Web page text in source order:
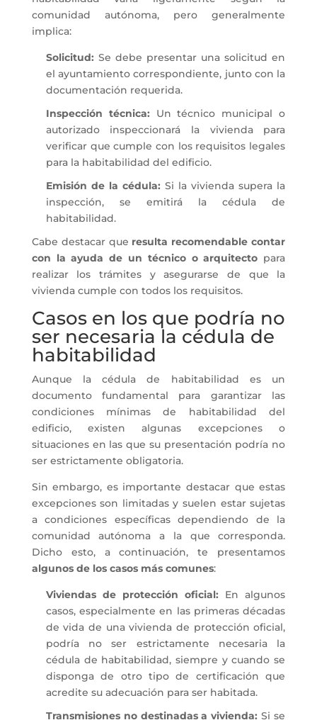
comunidad autónoma, pero generalmente
implica:
Solicitud: Se debe presentar una solicitud en
el ayuntamiento correspondiente, junto con la
documentación requerida.
Inspección técnica: Un técnico municipal o
autorizado inspeccionará la vivienda para
verificar que cumple con los requisitos legales
para la habitabilidad del edificio.
Emisión de la cédula: Si la vivienda supera la
inspección, se emitirá la cédula de
habitabilidad.
Cabe destacar que resulta recomendable contar
con la ayuda de un técnico o arquitecto para
realizar los trámites y asegurarse de que la
vivienda cumple con todos los requisitos.
Casos en los que podría no
ser necesaria la cédula de
habitabilidad
Aunque la cédula de habitabilidad es un
documento fundamental para garantizar las
condiciones mínimas de habitabilidad del
edificio, existen algunas excepciones o
situaciones en las que su presentación podría no
ser estrictamente obligatoria.
Sin embargo, es importante destacar que estas
excepciones son limitadas y suelen estar sujetas
a condiciones específicas dependiendo de la
comunidad autónoma a la que corresponda.
Dicho esto, a continuación, te presentamos
algunos de los casos más comunes:
Viviendas de protección oficial: En algunos
casos, especialmente en las primeras décadas
de vida de una vivienda de protección oficial,
podría no ser estrictamente necesaria la
cédula de habitabilidad, siempre y cuando se
disponga de otro tipo de certificación que
acredite su adecuación para ser habitada.
Transmisiones no destinadas a vivienda: Si se